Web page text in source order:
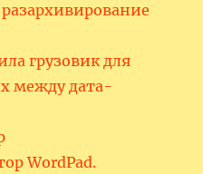
грузовик для
между дата-
WordPad.